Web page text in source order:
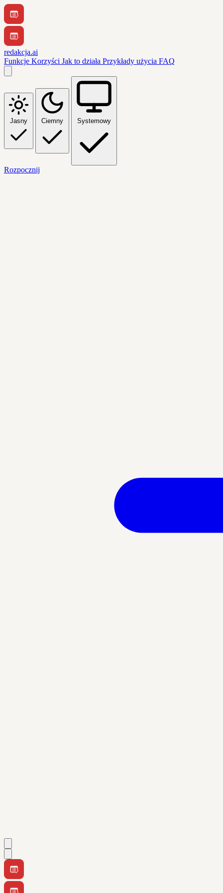
redakcja.ai
Funkcje Korzyści Jak to działa Przykłady użycia FAQ
Jasny Ciemny Systemowy
Rozpocznij